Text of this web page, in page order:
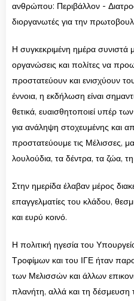
ανθρώπου: Περιβάλλον -
διοργανωτές για την
Η συγκεκριμένη ημέρα συνιστά
οργανώσεις και πολίτες να
προστατεύουν και ενισχύουν
έννοια, η εκδήλωση είναι
θετικά, ευαισθητοποιεί υπέρ
για ανάληψη στοχευμένης και
προστατεύουμε τις Μέλισσες,
λουλούδια, τα δέντρα, τα ζώα,
Στην ημερίδα έλαβαν μέρος
επαγγελματίες του κλάδου,
και ευρύ κοινό.
Η πολιτική ηγεσία του
Τροφίμων και του ΙΓΕ ήταν
των Μελισσών και άλλων
πλανήτη, αλλά και τη δέσμευση